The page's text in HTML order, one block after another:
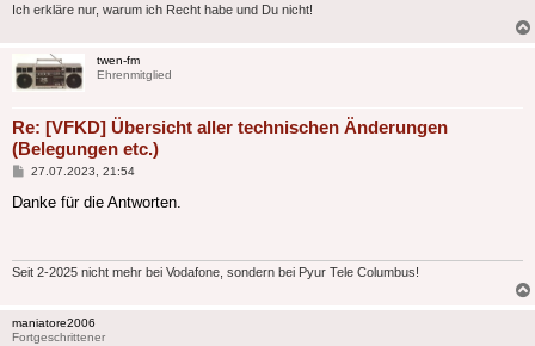
Ich erkläre nur, warum ich Recht habe und Du nicht!
twen-fm
Ehrenmitglied
Re: [VFKD] Übersicht aller technischen Änderungen
(Belegungen etc.)
Beitrag
27.07.2023, 21:54
Danke für die Antworten.
Seit 2-2025 nicht mehr bei Vodafone, sondern bei Pyur Tele Columbus!
maniatore2006
Fortgeschrittener